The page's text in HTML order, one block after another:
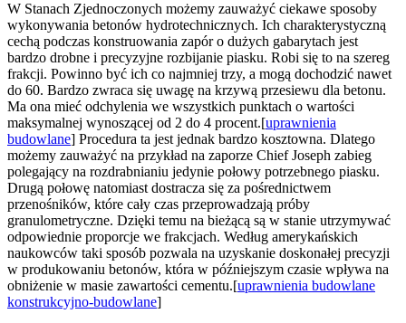
W Stanach Zjednoczonych możemy zauważyć ciekawe sposoby
wykonywania betonów hydrotechnicznych. Ich charakterystyczną
cechą podczas konstruowania zapór o dużych gabarytach jest
bardzo drobne i precyzyjne rozbijanie piasku. Robi się to na szereg
frakcji. Powinno być ich co najmniej trzy, a mogą dochodzić nawet
do 60. Bardzo zwraca się uwagę na krzywą przesiewu dla betonu.
Ma ona mieć odchylenia we wszystkich punktach o wartości
maksymalnej wynoszącej od 2 do 4 procent.[uprawnienia
budowlane] Procedura ta jest jednak bardzo kosztowna. Dlatego
możemy zauważyć na przykład na zaporze Chief Joseph zabieg
polegający na rozdrabnianiu jedynie połowy potrzebnego piasku.
Drugą połowę natomiast dostracza się za pośrednictwem
przenośników, które cały czas przeprowadzają próby
granulometryczne. Dzięki temu na bieżącą są w stanie utrzymywać
odpowiednie proporcje we frakcjach. Według amerykańskich
naukowców taki sposób pozwala na uzyskanie doskonałej precyzji
w produkowaniu betonów, która w późniejszym czasie wpływa na
obniżenie w masie zawartości cementu.[uprawnienia budowlane
konstrukcyjno-budowlane]